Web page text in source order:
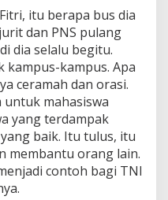
itu berapa bus dia
dan PNS pulang
dia selalu begitu.
kampus-kampus. Apa
ceramah dan orasi.
untuk mahasiswa
yang terdampak
baik. Itu tulus, itu
membantu orang lain.
contoh bagi TNI